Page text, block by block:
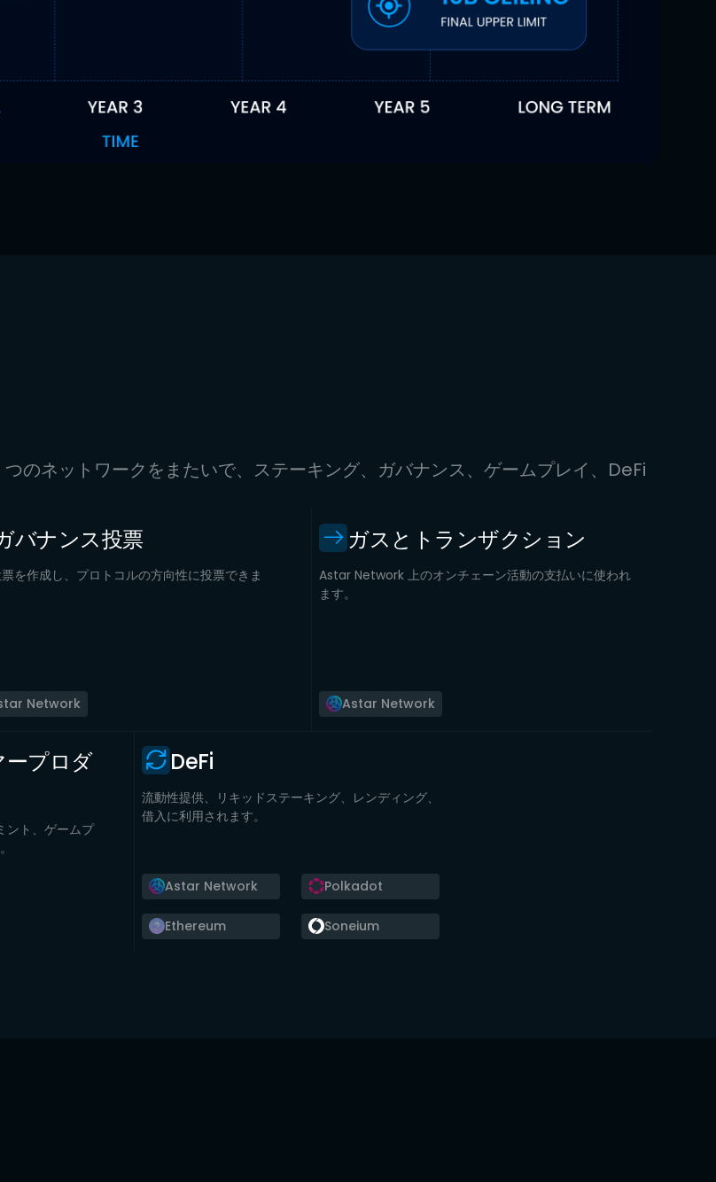
のネットワークをまたいで、ステーキング、ガバナンス、ゲームプレイ、DeFi
バナンス投票
を作成し、プロトコルの方向性に投票できま
Network
ガスとトランザクション
Astar Network 上のオンチェーン活動の支払いに使われ
ます。
Astar Network
プロダ
ト、ゲームプ
DeFi
流動性提供、リキッドステーキング、レンディング、
借入に利用されます。
Astar Network Polkadot
Ethereum Soneium